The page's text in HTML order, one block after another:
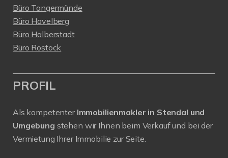
Büro Tangermünde
Büro Havelberg
Büro Halberstadt
Büro Rostock
PROFIL
Als kompetenter Immobilienmakler in Stendal und
Umgebung stehen wir Ihnen beim Verkauf und bei der
Vermietung Ihrer Immobilie zur Seite.